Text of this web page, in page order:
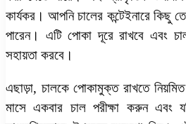
কার্যকর। আপনি চালের কন্টেইনারে কিছু
পারেন। এটি পোকা দূরে রাখবে এবং
সহায়তা করবে।
এছাড়া, চালকে পোকামুক্ত রাখতে
মাসে একবার চাল পরীক্ষা করুন এবং